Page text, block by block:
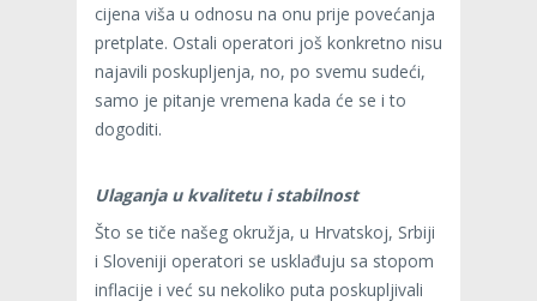
cijena viša u odnosu na onu prije povećanja
pretplate. Ostali operatori još konkretno nisu
najavili poskupljenja, no, po svemu sudeći,
samo je pitanje vremena kada će se i to
dogoditi.
Ulaganja u kvalitetu i stabilnost
Što se tiče našeg okružja, u Hrvatskoj, Srbiji
i Sloveniji operatori se usklađuju sa stopom
inflacije i već su nekoliko puta poskupljivali